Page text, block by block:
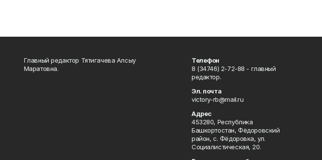
Главный редактор Тятигачева Алсыу
Маратовна.
Телефон
8 (34746) 2-72-88 - главный
редактор.
Эл. почта
victory-rb@mail.ru
Адрес
453280, Республика
Башкортостан, Фёдоровский
район, с. Фёдоровка, ул.
Социалистическая, 20.